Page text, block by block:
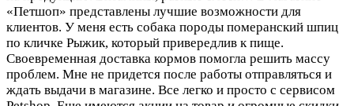
«Петшоп» представлены лучшие возможности для
клиентов. У меня есть собака породы померанский шпиц
по кличке Рыжик, который привередлив к пище.
Своевременная доставка кормов помогла решить массу
проблем. Мне не придется после работы отправляться и
ждать выдачи в магазине. Все легко и просто с сервисом